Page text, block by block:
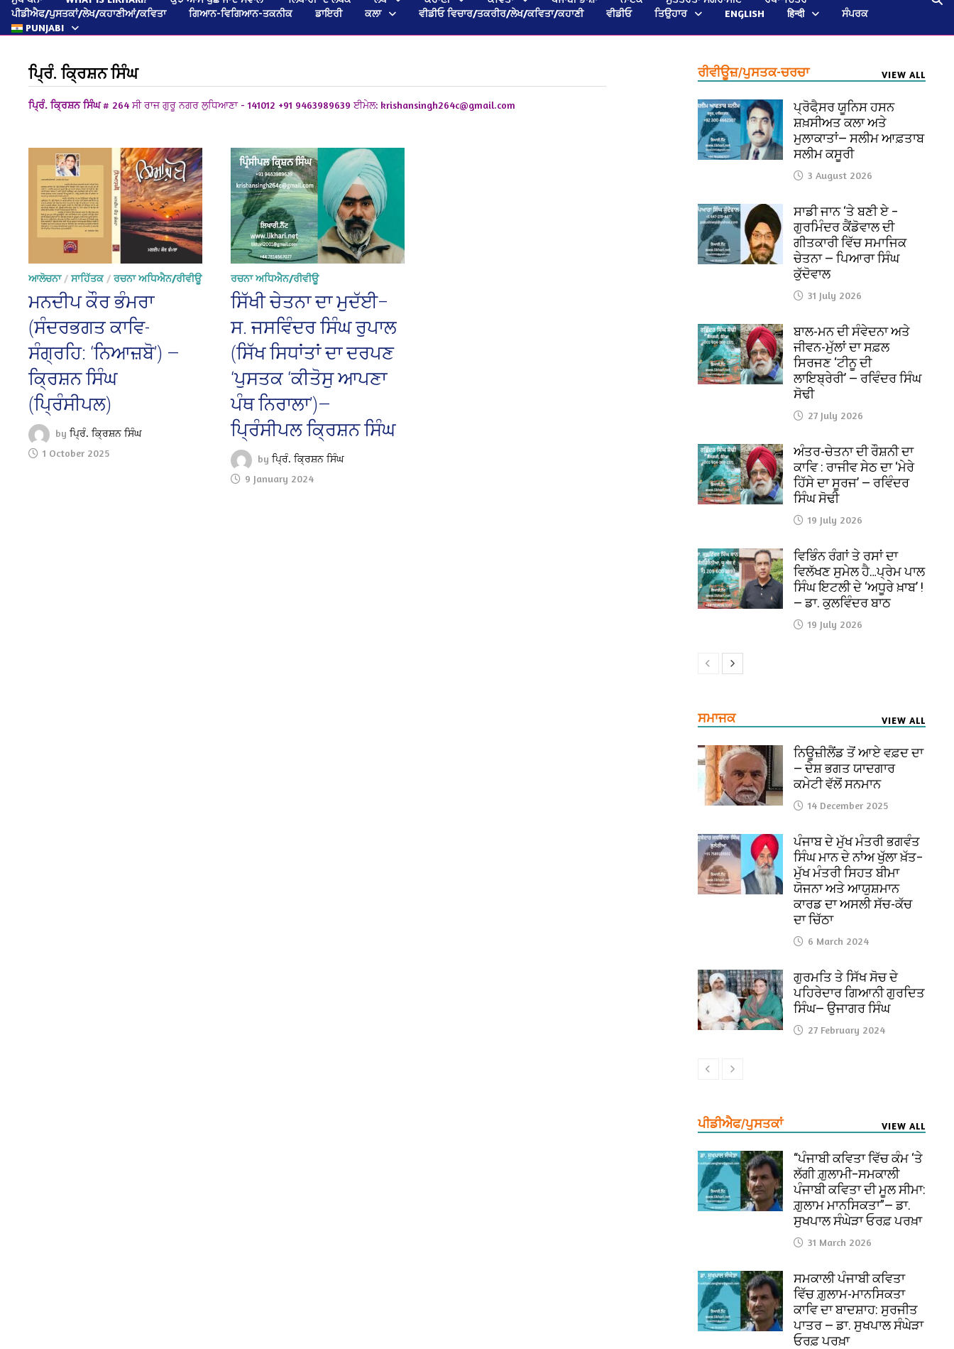
ਪੀਡੀਐਫ/ਪੁਸਤਕਾਂ/ਲੇਖ/ਕਹਾਣੀਆਂ/ਕਵਿਤਾ
ਗਿਆਨ-ਵਿਗਿਆਨ-ਤਕਨੀਕ ਡਾਇਰੀ ਕਲਾ ਵੀਡੀਓ ਵਿਚਾਰ/ਤਕਰੀਰ/ਲੇਖ/ਕਵਿਤਾ/ਕਹਾਣੀ ਵੀਡੀਓ ਤਿਉਹਾਰ ENGLISH हिन्दी
ਸੰਪਰਕ
PUNJABI
ਪ੍ਰਿੰ. ਕ੍ਰਿਸ਼ਨ ਸਿੰਘ
ਪ੍ਰਿੰ. ਕ੍ਰਿਸ਼ਨ ਸਿੰਘ# 264 ਸੀ ਰਾਜ ਗੁਰੂ ਨਗਰ ਲੁਧਿਆਣਾ - 141012 +91 9463989639 ਈਮੇਲ: krishansingh264c@gmail.com
ਆਲੋਚਨਾ/ਸਾਹਿੱਤਕ/ਰਚਨਾ ਅਧਿਐਨ/ਰੀਵੀਊ
ਮਨਦੀਪ ਕੌਰ ਭੰਮਰਾ
(ਸੰਦਰਭਗਤ ਕਾਵਿ-
ਸੰਗ੍ਰਹਿ: ‘ਨਿਆਜ਼ਬੋ’) —
ਕ੍ਰਿਸ਼ਨ ਸਿੰਘ
(ਪ੍ਰਿੰਸੀਪਲ)
byਪ੍ਰਿੰ. ਕ੍ਰਿਸ਼ਨ ਸਿੰਘ
1 October 2025
ਰਚਨਾ ਅਧਿਐਨ/ਰੀਵੀਊ
ਸਿੱਖੀ ਚੇਤਨਾ ਦਾ ਮੁਦੱਈ–
ਸ. ਜਸਵਿੰਦਰ ਸਿੰਘ ਰੁਪਾਲ
(ਸਿੱਖ ਸਿਧਾਂਤਾਂ ਦਾ ਦਰਪਣ
‘ਪੁਸਤਕ ‘ਕੀਤੋਸੁ ਆਪਣਾ
ਪੰਥ ਨਿਰਾਲਾ’)—
ਪ੍ਰਿੰਸੀਪਲ ਕ੍ਰਿਸ਼ਨ ਸਿੰਘ
by ਪ੍ਰਿੰ. ਕ੍ਰਿਸ਼ਨ ਸਿੰਘ
9 January 2024
ਰੀਵੀਊਜ਼/ਪੁਸਤਕ-ਚਰਚਾ VIEW ALL
ਪ੍ਰੋਫੈ਼ਸਰ ਯੂਨਿਸ ਹਸਨ
ਸ਼ਖ਼ਸੀਅਤ ਕਲਾ ਅਤੇ
ਮੁਲਾਕਾਤਾਂ— ਸਲੀਮ ਆਫ਼ਤਾਬ
ਸਲੀਮ ਕਸੂਰੀ
3 August 2026
ਸਾਡੀ ਜਾਨ ‘ਤੇ ਬਣੀ ਏ –
ਗੁਰਮਿੰਦਰ ਕੈਂਡੋਵਾਲ ਦੀ
ਗੀਤਕਾਰੀ ਵਿੱਚ ਸਮਾਜਿਕ
ਚੇਤਨਾ — ਪਿਆਰਾ ਸਿੰਘ
ਕੁੱਦੋਵਾਲ
31 July 2026
ਬਾਲ-ਮਨ ਦੀ ਸੰਵੇਦਨਾ ਅਤੇ
ਜੀਵਨ-ਮੁੱਲਾਂ ਦਾ ਸਫ਼ਲ
ਸਿਰਜਣ ‘ਟੀਨੂ ਦੀ
ਲਾਇਬ੍ਰੇਰੀ’ — ਰਵਿੰਦਰ ਸਿੰਘ
ਸੋਢੀ
27 July 2026
ਅੰਤਰ-ਚੇਤਨਾ ਦੀ ਰੌਸ਼ਨੀ ਦਾ
ਕਾਵਿ : ਰਾਜੀਵ ਸੇਠ ਦਾ ‘ਮੇਰੇ
ਹਿੱਸੇ ਦਾ ਸੂਰਜ’ — ਰਵਿੰਦਰ
ਸਿੰਘ ਸੋਢੀ
19 July 2026
ਵਿਭਿੰਨ ਰੰਗਾਂ ਤੇ ਰਸਾਂ ਦਾ
ਵਿਲੱਖਣ ਸੁਮੇਲ ਹੈ…ਪ੍ਰੇਮ ਪਾਲ
ਸਿੰਘ ਇਟਲੀ ਦੇ ‘ਅਧੂਰੇ ਖ਼ਾਬ’ !
— ਡਾ. ਕੁਲਵਿੰਦਰ ਬਾਠ
19 July 2026
ਸਮਾਜਕ VIEW ALL
ਨਿਊਜ਼ੀਲੈਂਡ ਤੋਂ ਆਏ ਵਫ਼ਦ ਦਾ
— ਦੇਸ਼ ਭਗਤ ਯਾਦਗਾਰ
ਕਮੇਟੀ ਵੱਲੋਂ ਸਨਮਾਨ
14 December 2025
ਪੰਜਾਬ ਦੇ ਮੁੱਖ ਮੰਤਰੀ ਭਗਵੰਤ
ਸਿੰਘ ਮਾਨ ਦੇ ਨਾਂਅ ਖੁੱਲਾ ਖ਼ੱਤ–
ਮੁੱਖ ਮੰਤਰੀ ਸਿਹਤ ਬੀਮਾ
ਯੋਜਨਾ ਅਤੇ ਆਯੁਸ਼ਮਾਨ
ਕਾਰਡ ਦਾ ਅਸਲੀ ਸੱਚ-ਕੱਚ
ਦਾ ਚਿੱਠਾ
6 March 2024
ਗੁਰਮਤਿ ਤੇ ਸਿੱਖ ਸੋਚ ਦੇ
ਪਹਿਰੇਦਾਰ ਗਿਆਨੀ ਗੁਰਦਿਤ
ਸਿੰਘ— ਉਜਾਗਰ ਸਿੰਘ
27 February 2024
ਪੀਡੀਐਫ/ਪੁਸਤਕਾਂ VIEW ALL
“ਪੰਜਾਬੀ ਕਵਿਤਾ ਵਿੱਚ ਕੰਮ ‘ਤੇ
ਲੱਗੀ ਗ਼ੁਲਾਮੀ–ਸਮਕਾਲੀ
ਪੰਜਾਬੀ ਕਵਿਤਾ ਦੀ ਮੂਲ ਸੀਮਾ:
ਗ਼ੁਲਾਮ ਮਾਨਸਿਕਤਾ”— ਡਾ.
ਸੁਖਪਾਲ ਸੰਘੇੜਾ ਓਰਫ਼ ਪਰਖ਼ਾ
31 March 2026
ਸਮਕਾਲੀ ਪੰਜਾਬੀ ਕਵਿਤਾ
ਵਿੱਚ ਗ਼ੁਲਾਮ-ਮਾਨਸਿਕਤਾ
ਕਾਵਿ ਦਾ ਬਾਦਸ਼ਾਹ: ਸੁਰਜੀਤ
ਪਾਤਰ — ਡਾ. ਸੁਖਪਾਲ ਸੰਘੇੜਾ
ਓਰਫ਼ ਪਰਖ਼ਾ